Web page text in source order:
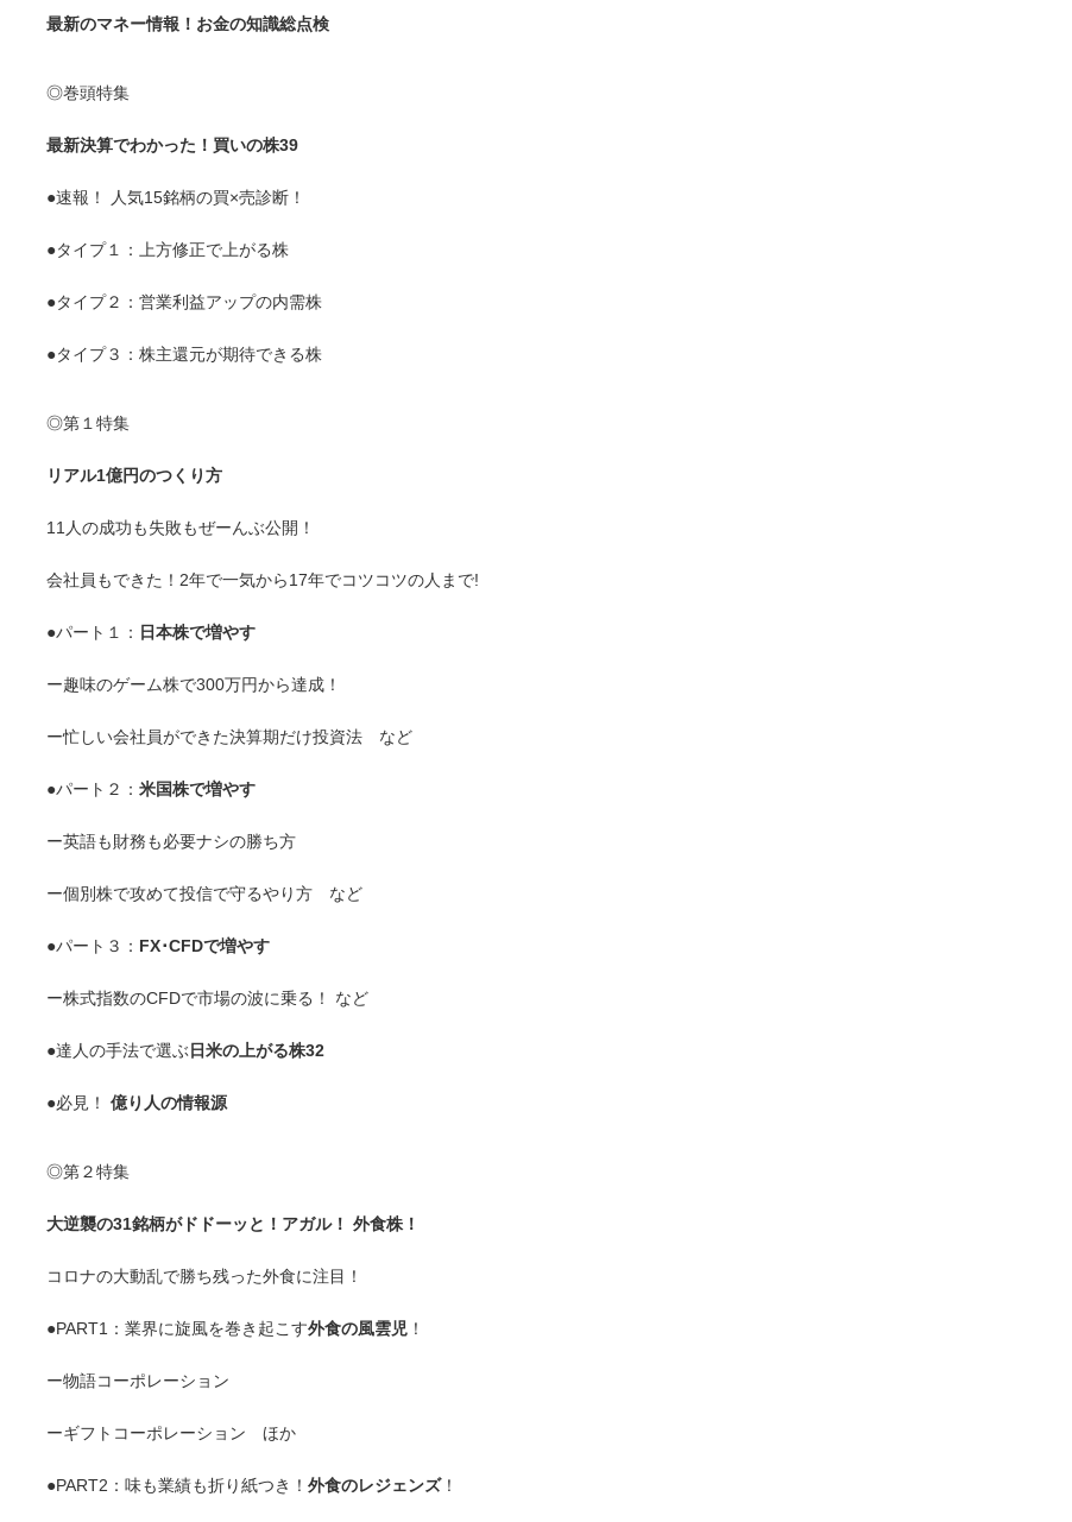
最新のマネー情報！お金の知識総点検
◎巻頭特集
最新決算でわかった！買いの株39
●速報！ 人気15銘柄の買×売診断！
●タイプ１：上方修正で上がる株
●タイプ２：営業利益アップの内需株
●タイプ３：株主還元が期待できる株
◎第１特集
リアル1億円のつくり方
11人の成功も失敗もぜーんぶ公開！
会社員もできた！2年で一気から17年でコツコツの人まで!
●パート１： 日本株で増やす
ー趣味のゲーム株で300万円から達成！
ー忙しい会社員ができた決算期だけ投資法 など
●パート２： 米国株で増やす
ー英語も財務も必要ナシの勝ち方
ー個別株で攻めて投信で守るやり方 など
●パート３： FX･CFDで増やす
ー株式指数のCFDで市場の波に乗る！ など
●達人の手法で選ぶ 日米の上がる株32
●必見！ 億り人の情報源
◎第２特集
大逆襲の31銘柄がドドーッと！アガル！ 外食株！
コロナの大動乱で勝ち残った外食に注目！
●PART1：業界に旋風を巻き起こす外食の風雲児 ！
ー物語コーポレーション
ーギフトコーポレーション ほか
●PART2：味も業績も折り紙つき！ 外食のレジェンズ！